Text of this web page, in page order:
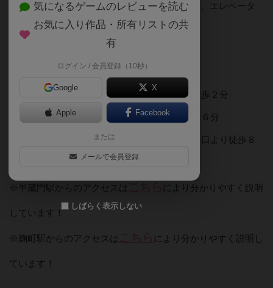
※ライオンズマンション平河町Wの建物を入り、エレベータ
ーで4階までお上がりください。
◆電車でのアクセス
東京メトロ半蔵門線：半蔵門駅１番出口より徒歩２分
東京メトロ有楽町線：麹町駅１番出口より徒歩６分
東京メトロ南北線・有楽町線：永田町駅４番出口より徒歩８
※半蔵門駅からのアクセスは により分かりやすく説明
しています！
※麹町駅からのアクセスは により分かりやすく説明し
ています！
気になるゲームのレビューを読む
お気に入り作品・所有リストの共
有
ログイン / 会員登録（10秒）
Google X
Apple Facebook
または
メールで会員登録
しばらく表示しない